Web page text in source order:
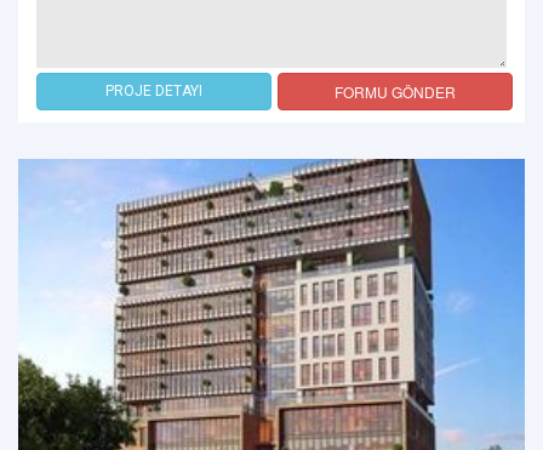
PROJE DETAYI FORMU GÖNDER